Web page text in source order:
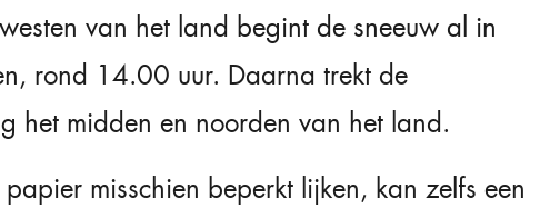
van het land begint de sneeuw al in
rond 14.00 uur. Daarna trekt de
het midden en noorden van het land.
misschien beperkt lijken, kan zelfs een